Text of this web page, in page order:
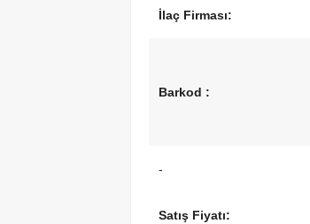
İlaç Firması:
Barkod :
-
Satış Fiyatı: